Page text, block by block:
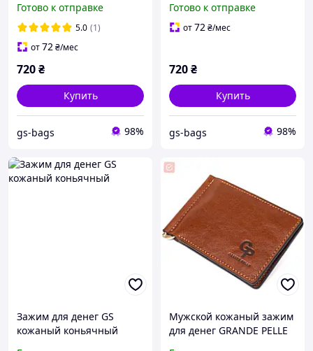
Готово к отправке
5.0 (1)
от72₴/мес
720₴
Купить
gs-bags 98%
Готово к отправке
от72₴/мес
720₴
Купить
gs-bags 98%
Зажим для денег GS
кожаный коньячный
Мужской кожаный зажим
для денег GRANDE PELLE